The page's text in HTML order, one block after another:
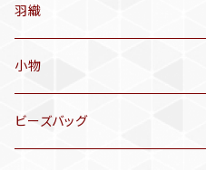
名古屋帯
洒落袋帯
袋帯
アンティーク着物
リサイクル着物
訪問着、付下げ、色無地
羽織
小物
帯揚げ
ビーズバッグ